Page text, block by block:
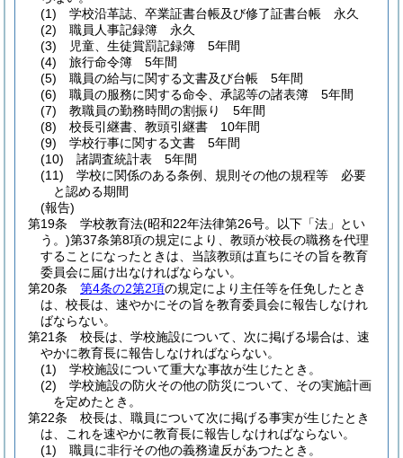
(1)
学校沿革誌、卒業証書台帳及び修了証書台帳 永久
(2)
職員人事記録簿 永久
(3)
児童、生徒賞罰記録簿 5年間
(4)
旅行命令簿 5年間
(5)
職員の給与に関する文書及び台帳 5年間
(6)
職員の服務に関する命令、承認等の諸表簿 5年間
(7)
教職員の勤務時間の割振り 5年間
(8)
校長引継書、教頭引継書 10年間
(9)
学校行事に関する文書 5年間
(10)
諸調査統計表 5年間
(11)
学校に関係のある条例、規則その他の規程等 必要
と認める期間
(報告)
第19条
学校教育法(昭和22年法律第26号。以下「法」とい
う。)第37条第8項の規定により、教頭が校長の職務を代理
することになったときは、当該教頭は直ちにその旨を教育
委員会に届け出なければならない。
第20条
第4条の2第2項の規定により主任等を任免したとき
は、校長は、速やかにその旨を教育委員会に報告しなけれ
ばならない。
第21条
校長は、学校施設について、次に掲げる場合は、速
やかに教育長に報告しなければならない。
(1)
学校施設について重大な事故が生じたとき。
(2)
学校施設の防火その他の防災について、その実施計画
を定めたとき。
第22条
校長は、職員について次に掲げる事実が生じたとき
は、これを速やかに教育長に報告しなければならない。
(1)
職員に非行その他の義務違反があつたとき。